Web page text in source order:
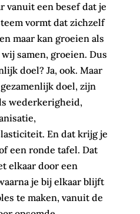
vanuit een besef dat je
vormt dat zichzelf
maar kan groeien als
samen, groeien. Dus
doel? Ja, ook. Maar
doel, zijn
wederkerigheid,
En dat krijg je
een ronde tafel. Dat
elkaar door een
je bij elkaar blijft
te maken, vanuit de